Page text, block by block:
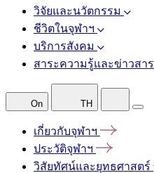
วิจัยและนวัตกรรม
ชีวิตในจุฬาฯ
บริการสังคม
สาระความรู้และข่าวสาร
On TH
เกี่ยวกับจุฬาฯ
ประวัติจุฬาฯ
วิสัยทัศน์และยุทธศาสตร์